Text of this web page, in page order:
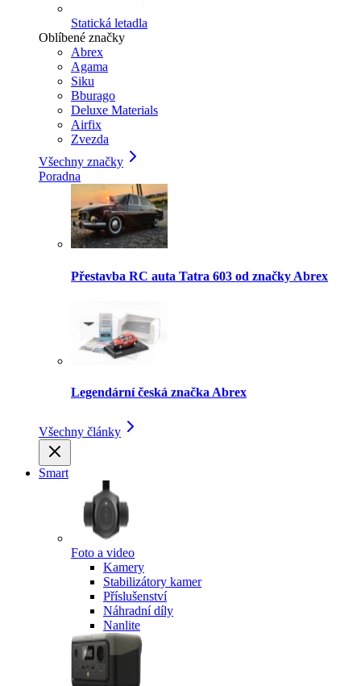
Statická letadla
Oblíbené značky
Abrex
Agama
Siku
Bburago
Deluxe Materials
Airfix
Zvezda
Všechny značky
Poradna
Přestavba RC auta Tatra 603 od značky Abrex
Legendární česká značka Abrex
Všechny články
Smart
Foto a video
Kamery
Stabilizátory kamer
Příslušenství
Náhradní díly
Nanlite